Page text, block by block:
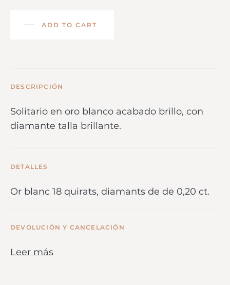
ADD TO CART
DESCRIPCIÓN
Solitario en oro blanco acabado brillo, con
diamante talla brillante.
DETALLES
Or blanc 18 quirats, diamants de de 0,20 ct.
DEVOLUCIÓN Y CANCELACIÓN
Leer más